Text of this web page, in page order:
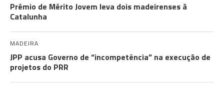
Prémio de Mérito Jovem leva dois madeirenses à
Catalunha
MADEIRA
JPP acusa Governo de “incompetência” na execução de
projetos do PRR